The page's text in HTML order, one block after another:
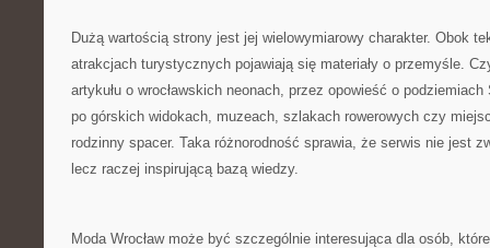
Dużą wartością strony jest jej wielowymiarowy charakter. Obok
atrakcjach turystycznych pojawiają się materiały o przemyśle.
artykułu o wrocławskich neonach, przez opowieść o
po górskich widokach, muzeach, szlakach rowerowych czy
rodzinny spacer. Taka różnorodność sprawia, że serwis nie jest
lecz raczej inspirującą bazą wiedzy.
Moda Wrocław może być szczególnie interesująca dla osób,